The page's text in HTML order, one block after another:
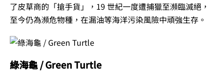
了皮草商的「搶手貨」，19 世紀一度遭捕獵至瀕臨滅絕，
至今仍為瀕危物種，在漏油等海洋污染風險中頑強生存。
綠海龜 / Green Turtle